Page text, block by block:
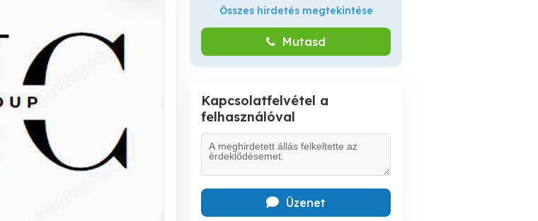
Összes hirdetés megtekintése
Mutasd
Kapcsolatfelvétel a
felhasználóval
Üzenet